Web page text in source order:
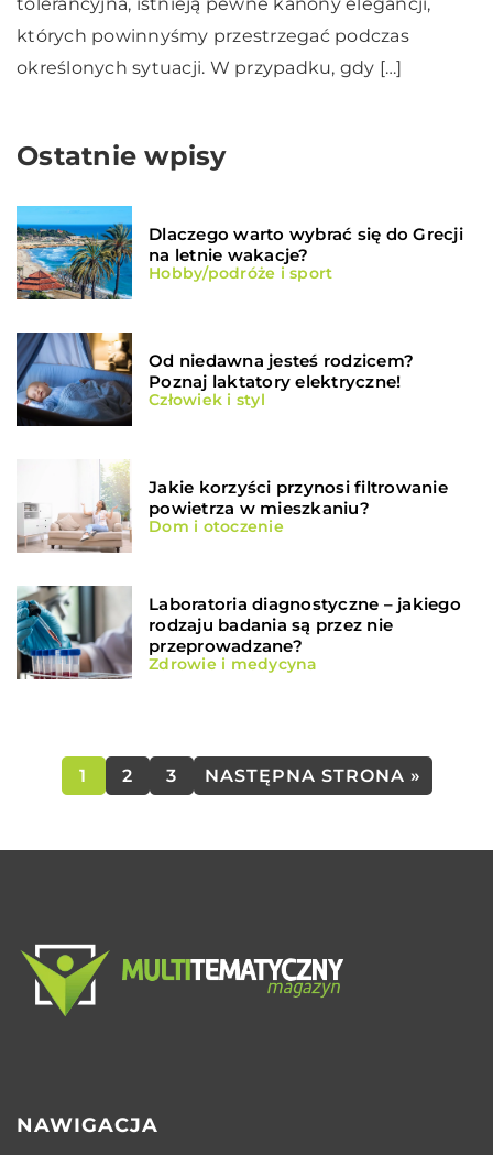
tolerancyjna, istnieją pewne kanony elegancji,
których powinnyśmy przestrzegać podczas
określonych sytuacji. W przypadku, gdy […]
Ostatnie wpisy
Dlaczego warto wybrać się do Grecji
na letnie wakacje?
Hobby/podróże i sport
Od niedawna jesteś rodzicem?
Poznaj laktatory elektryczne!
Człowiek i styl
Jakie korzyści przynosi filtrowanie
powietrza w mieszkaniu?
Dom i otoczenie
Laboratoria diagnostyczne – jakiego
rodzaju badania są przez nie
przeprowadzane?
Zdrowie i medycyna
1 2 3 NASTĘPNA STRONA »
NAWIGACJA